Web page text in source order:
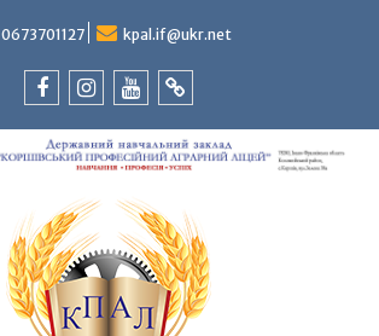
0673701127 kpal.if@ukr.net
Tok